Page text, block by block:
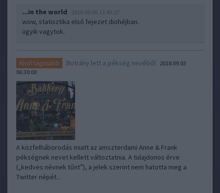
...in the world 2018.09.06 11:43:27
wow, statisztika első fejezet diohéjban.
ügyik vagytok.
Kívül tágasabb Botrány lett a pékség nevéből 2018.09.03
06:30:00
A közfelháborodás miatt az amszterdami Anne & Frank
pékségnek nevet kellett változtatnia. A tulajdonos érve
(„kedves névnek tűnt”), a jelek szerint nem hatotta meg a
Twitter népét...